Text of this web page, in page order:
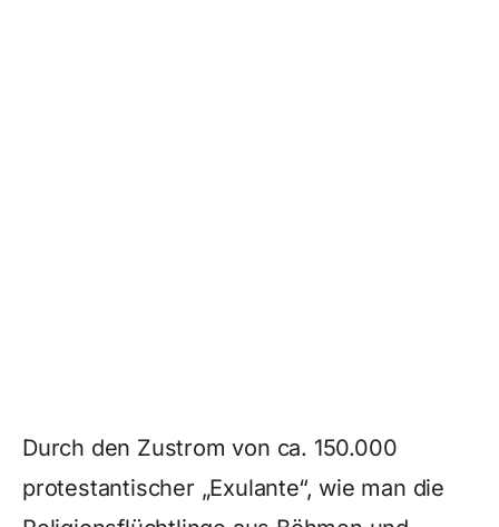
Durch den Zustrom von ca. 150.000
protestantischer „Exulante“, wie man die